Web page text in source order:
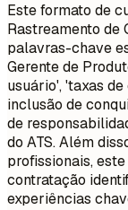
Este formato de
Rastreamento de
palavras-chave
Gerente de
usuário', 'taxas
inclusão de
de
do ATS. Além
profissionais,
contratação
experiências